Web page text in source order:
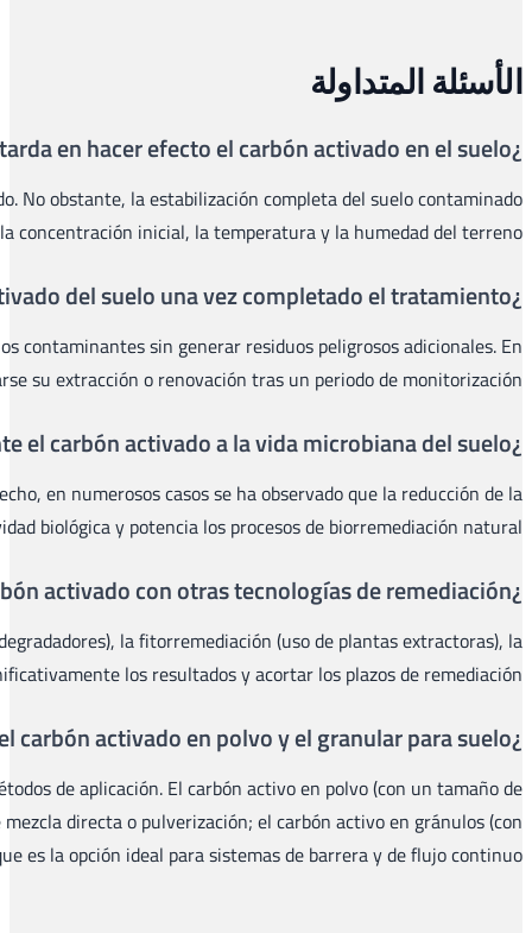
La adsorción de los contaminantes comienza de forma
puede requerir entre varias
En la gran mayoría de los casos, no. El carbón activado
proyectos
A las dosis habituales de aplicación, el carbón activado mineral
concentración de compuestos
Sí. El carbón activado es plenamente compatible con
estabilización química y otros tratamientos de
La principal diferencia radica en el tamaño de las partículas, lo
partícula inferior a 0,15 mm), al tener una mayor superficie
un tamaño de partícula de 0,5